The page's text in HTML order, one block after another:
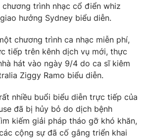
English
trình nhạc cổ điển whiz
hưởng Sydney biểu diễn.
chương trình ca nhạc miễn phí,
tiếp trên kênh dịch vụ mới, thực
hát vào ngày 9/4 do ca sĩ kiêm
Ziggy Ramo biểu diễn.
nhiều buổi biểu diễn trực tiếp của
đã bị hủy bỏ do dịch bệnh
kiếm giải pháp tháo gỡ khó khăn,
cộng sự đã cố gắng triển khai